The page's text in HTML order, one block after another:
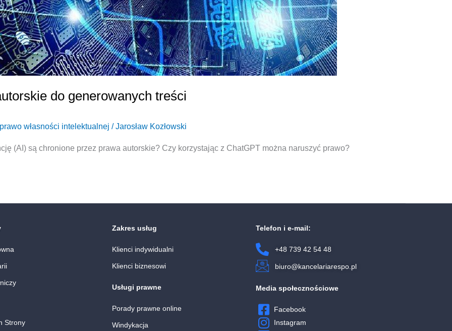
do generowanych treści
prawo własności intelektualnej /Jarosław Kozłowski
(AI) są chronione przez prawa autorskie? Czy korzystając z ChatGPT można naruszyć prawo?
Strony
Zakres usług
Klienci indywidualni
Klienci biznesowi
Usługi prawne
Porady prawne online
Windykacja
Telefon i e-mail:
+48 739 42 54 48
biuro@kancelariarespo.pl
Media społecznościowe
Facebook
Instagram